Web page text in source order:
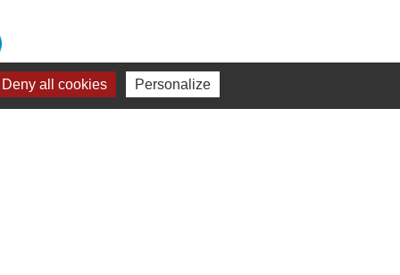
all cookies Personalize